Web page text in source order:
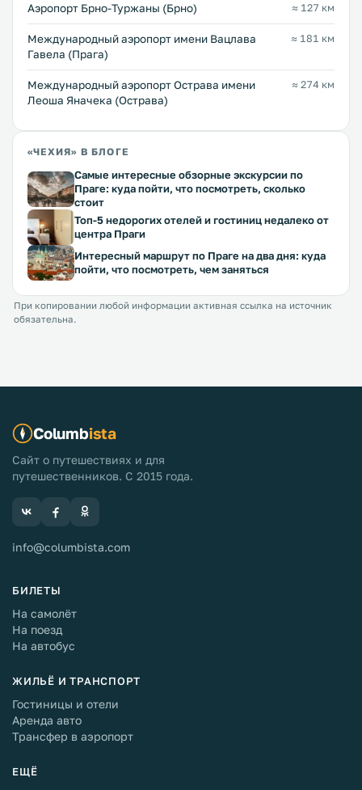
Аэропорт Брно-Туржаны (Брно) ≈ 127 км
Международный аэропорт имени Вацлава
Гавела (Прага)
≈ 181 км
Международный аэропорт Острава имени
Леоша Яначека (Острава)
≈ 274 км
«ЧЕХИЯ» В БЛОГЕ
Самые интересные обзорные экскурсии по
Праге: куда пойти, что посмотреть, сколько
стоит
Топ-5 недорогих отелей и гостиниц недалеко от
центра Праги
Интересный маршрут по Праге на два дня: куда
пойти, что посмотреть, чем заняться
При копировании любой информации активная ссылка на источник
обязательна.
Columbista
Сайт о путешествиях и для
путешественников. С 2015 года.
info@columbista.com
БИЛЕТЫ
На самолёт
На поезд
На автобус
ЖИЛЬЁ И ТРАНСПОРТ
Гостиницы и отели
Аренда авто
Трансфер в аэропорт
ЕЩЁ